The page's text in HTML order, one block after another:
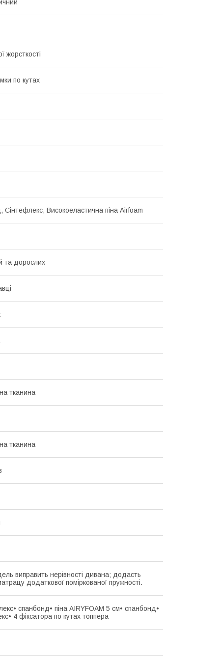
жорсткості
по кутах
Сінтефлекс, Високоеластична піна Airfoam
та дорослих
тканина
тканина
виправить нерівності дивана; додасть
додаткової поміркованої пружності.
спанбонд• піна AIRYFOAM 5 см• спанбонд•
4 фіксатора по кутах топпера